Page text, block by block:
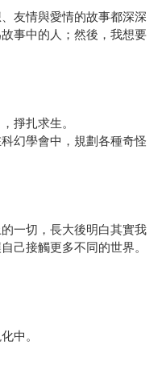
友情與愛情的故事都深深
事中的人；然後，我想要
掙扎求生。
幻學會中，規劃各種奇怪
一切，長大後明白其實我
己接觸更多不同的世界。
中。